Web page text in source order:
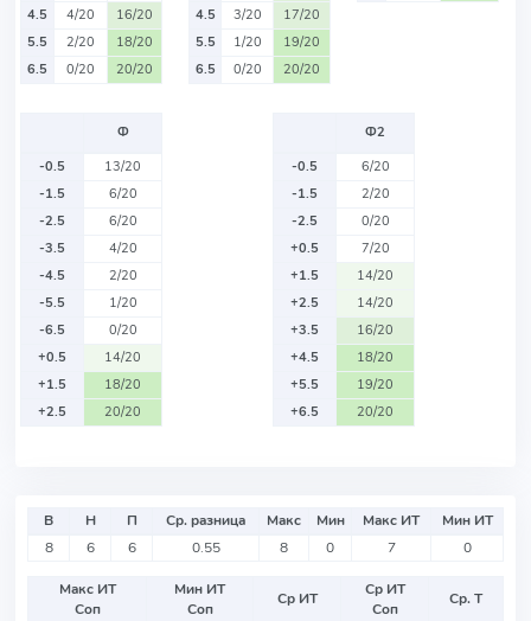
4.5
4/20
16/20
5.5
2/20
18/20
6.5
0/20 20/20
4.5
3/20
17/20
5.5
1/20
19/20
6.5
0/20 20/20
Ф
-0.5
13/20
-1.5
6/20
-2.5
6/20
-3.5
4/20
-4.5
2/20
-5.5
1/20
-6.5
0/20
+0.5
14/20
+1.5
18/20
+2.5
20/20
Ф2
-0.5
6/20
-1.5
2/20
-2.5
0/20
+0.5
7/20
+1.5
14/20
+2.5
14/20
+3.5
16/20
+4.5
18/20
+5.5
19/20
+6.5
20/20
В Н П Ср. разница Макс Мин Макс ИТ
Мин ИТ
8
6 6 0.55 8 0 7 0
Макс ИТ
Соп
Мин ИТ
Соп
Ср ИТ
Ср ИТ
Соп
Ср. Т